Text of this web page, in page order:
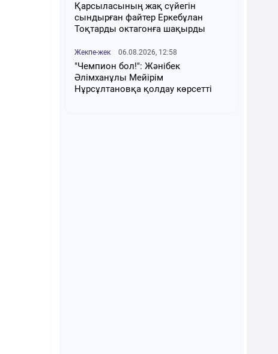
Қарсыласының жақ сүйегін
сындырған файтер Еркебұлан
Тоқтарды октагонға шақырды
Жекпе-жек 06.08.2026, 12:58
"Чемпион бол!": Жәнібек
Әлімханұлы Мейірім
Нұрсұлтановқа қолдау көрсетті